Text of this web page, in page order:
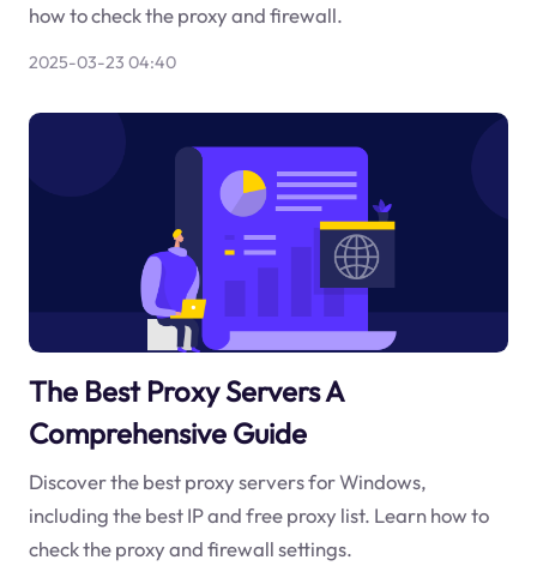
how to check the proxy and firewall.
2025-03-23 04:40
The Best Proxy Servers A
Comprehensive Guide
Discover the best proxy servers for Windows,
including the best IP and free proxy list. Learn how to
check the proxy and firewall settings.